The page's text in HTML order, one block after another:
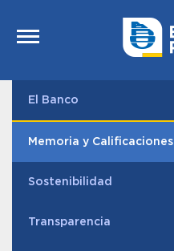
El Banco
Memoria y Calificaciones
Sostenibilidad
Transparencia